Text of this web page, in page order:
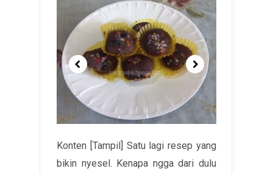
Konten [Tampil] Satu lagi resep yang
bikin nyesel. Kenapa ngga dari dulu